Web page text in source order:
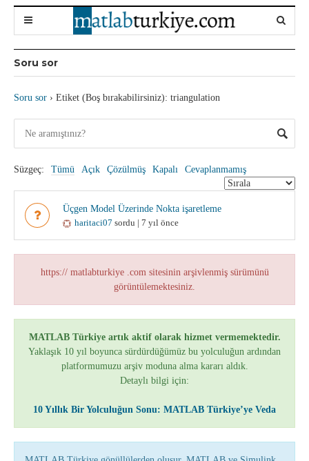
Soru sor
Soru sor › Etiket (Boş bırakabilirsiniz): triangulation
Süzgeç: Tümü Açık Çözülmüş Kapalı Cevaplanmamış
Üçgen Model Üzerinde Nokta işaretleme
haritaci07 sordu | 7 yıl önce
https:// matlabturkiye .com sitesinin arşivlenmiş sürümünü
görüntülemektesiniz.
MATLAB Türkiye artık aktif olarak hizmet vermemektedir.
Yaklaşık 10 yıl boyunca sürdürdüğümüz bu yolculuğun ardından
platformumuzu arşiv moduna alma kararı aldık.
Detaylı bilgi için:
10 Yıllık Bir Yolculuğun Sonu: MATLAB Türkiye’ye Veda